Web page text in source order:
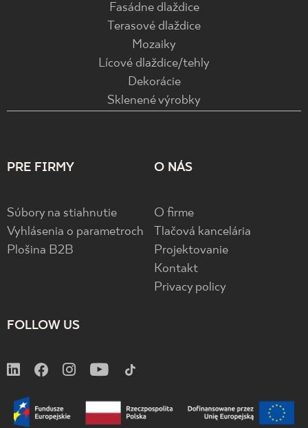
Fasádne dlaždice
Terasové dlaždice
Mozaiky
Lícové dlaždice/tehly
Dekorácie
Sklenené výrobky
PRE FIRMY
Súbory na stiahnutie
Vyhlásenia o parametroch
Plošina B2B
O NÁS
O firme
Tlačová kancelária
Projektovanie
Kontakt
Privacy policy
FOLLOW US